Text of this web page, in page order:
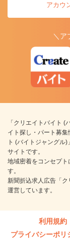
アカウ
＼ア
「クリエイトバイト
イト探し・パート募
ト (バイトジャングル
サイトです。
地域密着をコンセプト
す。
新聞折込求人広告「
運営しています。
利用規約
プライバシーポリ